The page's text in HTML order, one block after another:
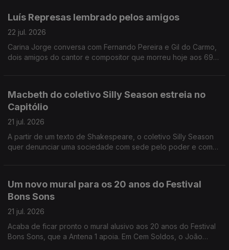
Luís Represas lembrado pelos amigos
22 jul. 2026
Carina Jorge conversa com Fernando Pereira e Gil do Carmo,
dois amigos do cantor e compositor que morreu hoje aos 69
Macbeth do coletivo Silly Season estreia no
Capitólio
21 jul. 2026
A partir de um texto de Shakespeare, o coletivo Silly Season
quer denunciar uma sociedade com sede pelo poder e com
Um novo mural para os 20 anos do Festival
Bons Sons
21 jul. 2026
Acaba de ficar pronto o mural alusivo aos 20 anos do Festival
Bons Sons, que a Antena 1 apoia. Em Cem Soldos, o João